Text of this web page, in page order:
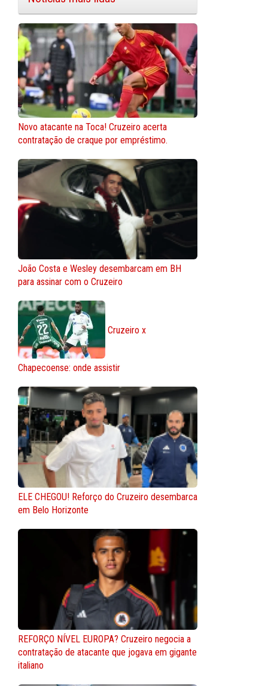
Novo atacante na Toca! Cruzeiro acerta
contratação de craque por empréstimo.
João Costa e Wesley desembarcam em BH
para assinar com o Cruzeiro
Cruzeiro x
Chapecoense: onde assistir
ELE CHEGOU! Reforço do Cruzeiro desembarca
em Belo Horizonte
REFORÇO NÍVEL EUROPA? Cruzeiro negocia a
contratação de atacante que jogava em gigante
italiano